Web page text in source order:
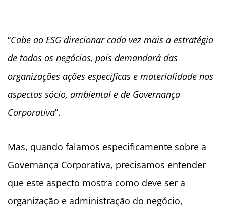
“Cabe ao ESG direcionar cada vez mais a estratégia
de todos os negócios, pois demandará das
organizações ações específicas e materialidade nos
aspectos sócio, ambiental e de Governança
Corporativa”.
Mas, quando falamos especificamente sobre a
Governança Corporativa, precisamos entender
que este aspecto mostra como deve ser a
organização e administração do negócio,